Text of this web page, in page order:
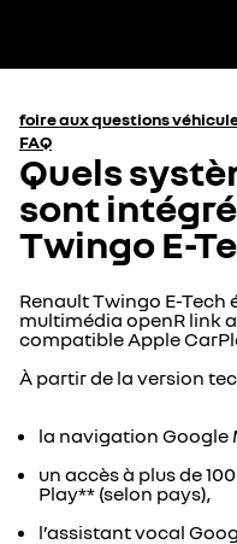
foire aux questions
FAQ
Quels
sont
Twingo E-
Renault Twingo E-
multimédia openR link
compatible Apple
À partir de la version
la navigation Google
un accès à plus de
Play** (selon pays),
l’assistant vocal